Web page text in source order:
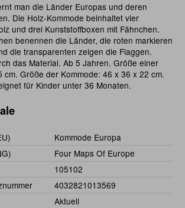
man die Länder Europas und deren
Die Holz-Kommode beinhaltet vier
und drei Kunststoffboxen mit Fähnchen.
benennen die Länder, die roten markieren
die transparenten zeigen die Flaggen.
das Material. Ab 5 Jahren. Größe einer
cm. Größe der Kommode: 46 x 36 x 22 cm.
für Kinder unter 36 Monaten.
Kommode Europa
Four Maps Of Europe
105102
4032821013569
Aktuell